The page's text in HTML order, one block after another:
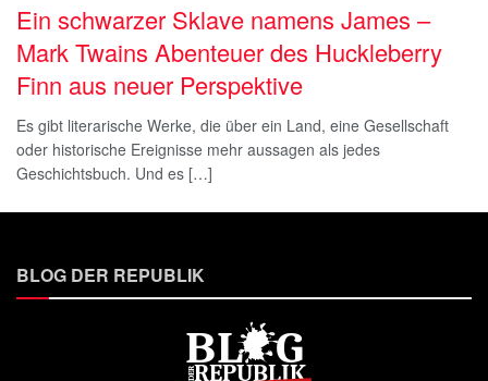
Ein schwarzer Sklave namens James –
Mark Twains Abenteuer des Huckleberry
Finn aus neuer Perspektive
Es gibt literarische Werke, die über ein Land, eine Gesellschaft
oder historische Ereignisse mehr aussagen als jedes
Geschichtsbuch. Und es […]
BLOG DER REPUBLIK